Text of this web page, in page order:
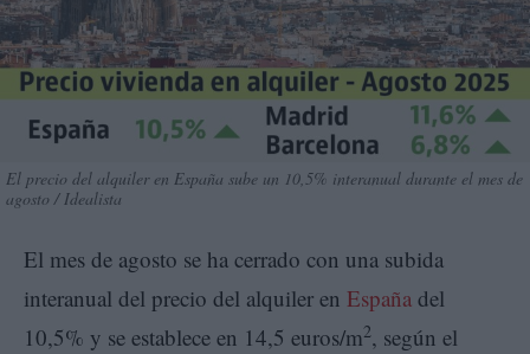
El precio del alquiler en España sube un 10,5% interanual durante el mes de
agosto / Idealista
El mes de agosto se ha cerrado con una subida
interanual del precio del alquiler en España del
10,5% y se establece en 14,5 euros/m2, según el